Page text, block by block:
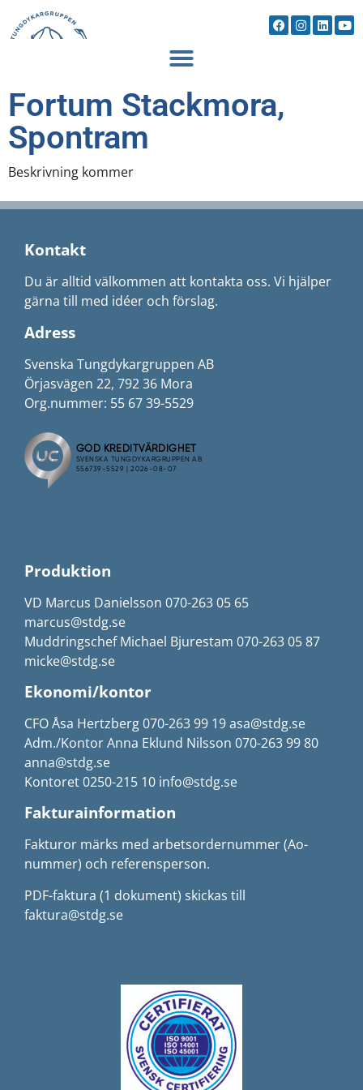
Fortum Stackmora,
Spontram
Beskrivning kommer
Kontakt
Du är alltid välkommen att kontakta oss. Vi hjälper
gärna till med idéer och förslag.
Adress
Svenska Tungdykargruppen AB
Örjasvägen 22, 792 36 Mora
Org.nummer: 55 67 39-5529
Produktion
VD Marcus Danielsson 070-263 05 65
marcus@stdg.se
Muddringschef Michael Bjurestam 070-263 05 87
micke@stdg.se
Ekonomi/kontor
CFO Åsa Hertzberg 070-263 99 19 asa@stdg.se
Adm./Kontor Anna Eklund Nilsson 070-263 99 80
anna@stdg.se
Kontoret 0250-215 10 info@stdg.se
Fakturainformation
Fakturor märks med arbetsordernummer (Ao-
nummer) och referensperson.
PDF-faktura (1 dokument) skickas till
faktura@stdg.se